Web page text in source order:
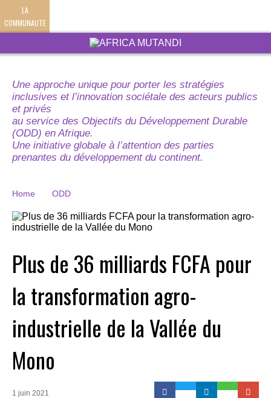
LA
COMMUNAUTE
Une approche unique pour porter les stratégies
inclusives et l’innovation sociétale des acteurs publics
et privés
au service des Objectifs du Développement Durable
(ODD) en Afrique.
Une initiative globale à l’attention des parties
prenantes du développement du continent.
Home ODD
Plus de 36 milliards FCFA pour
la transformation agro-
industrielle de la Vallée du
Mono
1 juin 2021